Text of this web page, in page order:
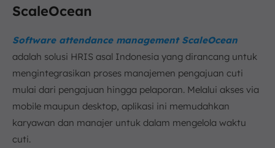
ScaleOcean
Software attendance management ScaleOcean
adalah solusi HRIS asal Indonesia yang dirancang untuk
mengintegrasikan proses manajemen pengajuan cuti
mulai dari pengajuan hingga pelaporan. Melalui akses via
mobile maupun desktop, aplikasi ini memudahkan
karyawan dan manajer untuk dalam mengelola waktu
cuti.